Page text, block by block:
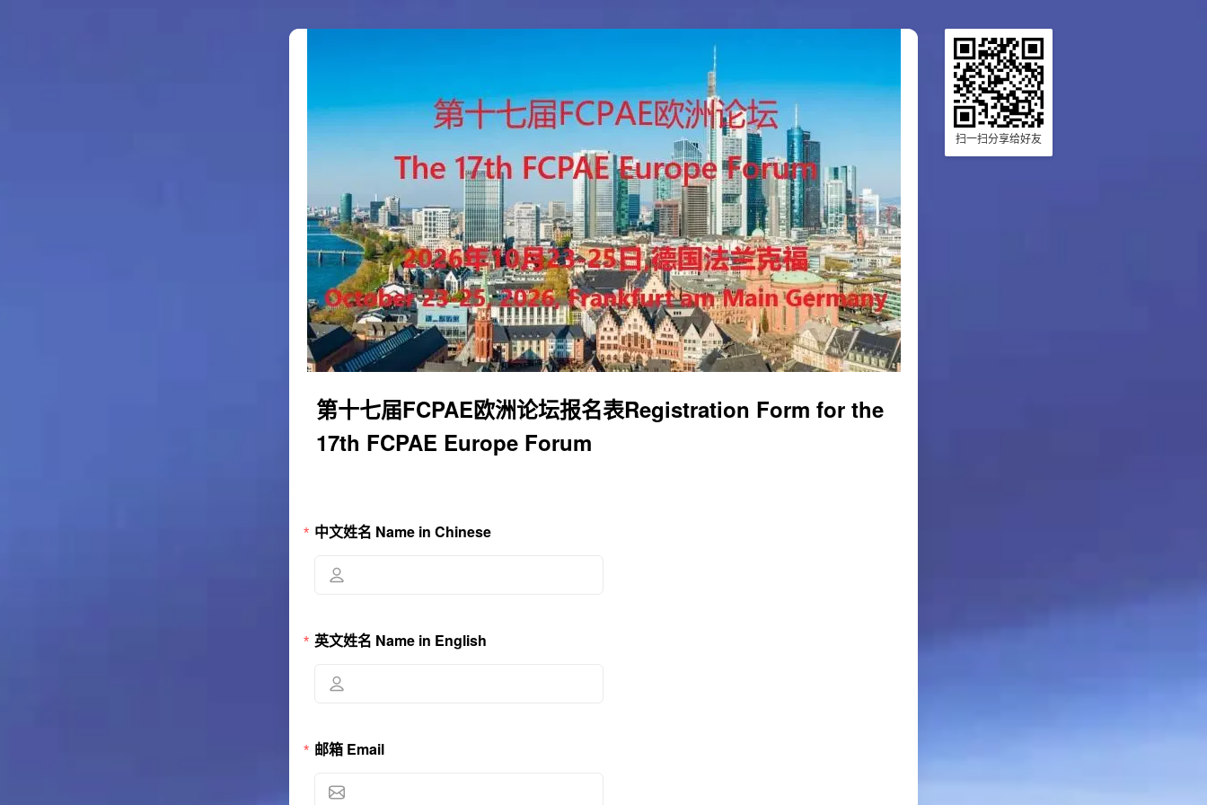
第十七届FCPAE欧洲论坛报名表Registration Form for the
17th FCPAE Europe Forum
中文姓名 Name in Chinese
英文姓名 Name in English
邮箱 Email
扫一扫分享给好友